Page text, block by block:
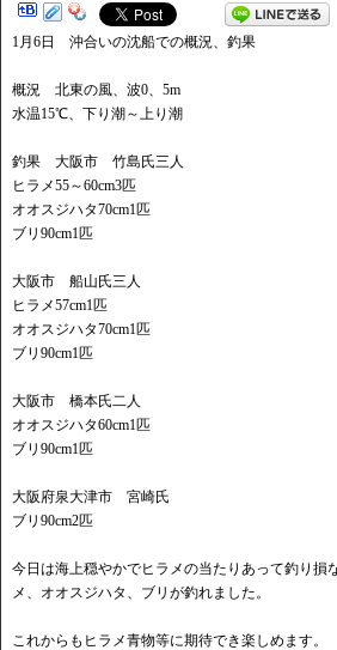
1月6日 沖合いの沈船での概況、釣果
概況 北東の風、波0、5m
水温15℃、下り潮～上り潮
釣果 大阪市 竹島氏三人
ヒラメ55～60cm3匹
オオスジハタ70cm1匹
ブリ90cm1匹
大阪市 船山氏三人
ヒラメ57cm1匹
オオスジハタ70cm1匹
ブリ90cm1匹
大阪市 橋本氏二人
オオスジハタ60cm1匹
ブリ90cm1匹
大阪府泉大津市 宮崎氏
ブリ90cm2匹
今日は海上穏やかでヒラメの当たりあって釣り損
メ、オオスジハタ、ブリが釣れました。
これからもヒラメ青物等に期待でき楽しめます。